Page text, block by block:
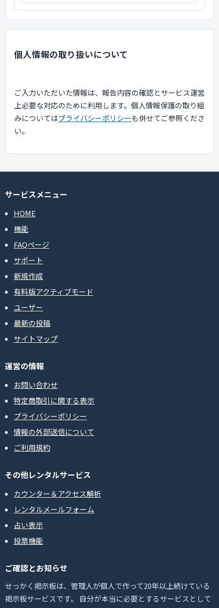
個人情報の取り扱いについて
ご入力いただいた情報は、報告内容の確認とサービス運営
上必要な対応のために利用します。個人情報保護の取り組
みについてはプライバシーポリシーも併せてご参照くださ
い。
サービスメニュー
HOME
機能
FAQページ
サポート
新規作成
有料版アクティブモード
ユーザー
最新の投稿
サイトマップ
運営の情報
お問い合わせ
特定商取引に関する表示
プライバシーポリシー
情報の外部送信について
ご利用規約
その他レンタルサービス
カウンター＆アクセス解析
レンタルメールフォーム
占い表示
投票機能
ご確認とお知らせ
せっかく掲示板は、管理人が個人で作って20年以上続けている
掲示板サービスです。 自分が本当に必要とするサービスとして